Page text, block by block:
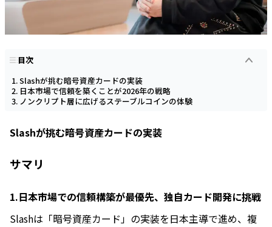
目次
Slashが挑む暗号資産カードの実装
日本市場で信頼を築くことが2026年の戦略
ノンクリプト層に広げるステーブルコインの体験
Slashが挑む暗号資産カードの実装
サマリ
1.日本市場での信頼構築が最優先、独自カード開発に挑戦
Slashは「暗号資産カード」の実装を日本主導で進め、複